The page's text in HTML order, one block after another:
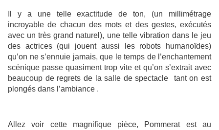
Il y a une telle exactitude de ton, (un millimétrage
incroyable de chacun des mots et des gestes, exécutés
avec un très grand naturel), une telle vibration dans le jeu
des actrices (qui jouent aussi les robots humanoïdes)
qu’on ne s’ennuie jamais, que le temps de l’enchantement
scénique passe quasiment trop vite et qu’on s’extrait avec
beaucoup de regrets de la salle de spectacle tant on est
plongés dans l’ambiance .
Allez voir cette magnifique pièce, Pommerat est au